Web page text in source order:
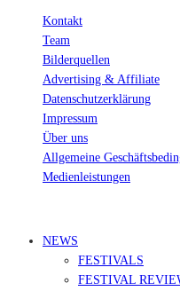
Kontakt
Team
Bilderquellen
Advertising & Affiliate
Datenschutzerklärung
Impressum
Über uns
Allgemeine
Medienleistungen
NEWS
FESTIVALS
FESTIVAL